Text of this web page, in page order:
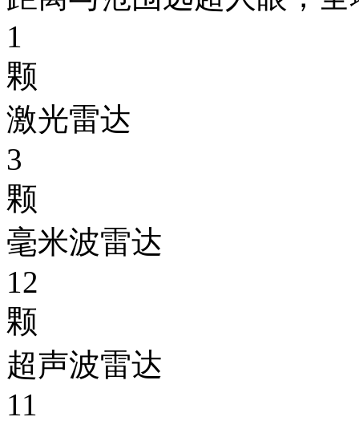
1
颗
激光雷达
3
颗
毫米波雷达
12
颗
超声波雷达
11